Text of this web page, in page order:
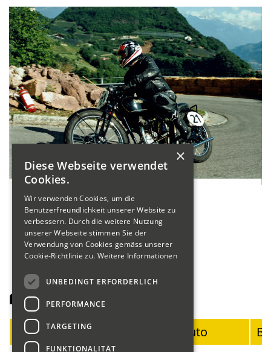
Fahrerliste Motorräder
Startnummer
Auto
×
Diese Webseite verwendet
Cookies.
Wir verwenden Cookies, um die
Benutzerfreundlichkeit unserer Website zu
verbessern. Durch die weitere Nutzung
unserer Webseite stimmen Sie der
Verwendung von Cookies gemäss unserer
Cookie-Richtlinie zu. Weitere Informationen
UNBEDINGT ERFORDERLICH
PERFORMANCE
TARGETING
FUNKTIONALITÄT